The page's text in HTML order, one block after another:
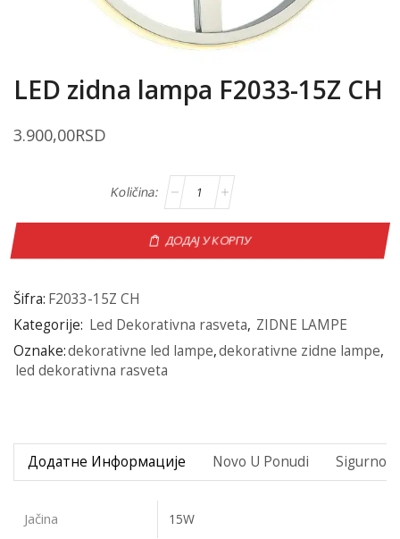
LED zidna lampa F2033-15Z CH
3.900,00RSD
ДОДАЈ У КОРПУ
Šifra: F2033-15Z CH
Kategorije: Led Dekorativna rasveta, ZIDNE LAMPE
Oznake:dekorativne led lampe,dekorativne zidne lampe,
led dekorativna rasveta
Додатне Информације Novo U Ponudi Sigurno
Jačina 15W